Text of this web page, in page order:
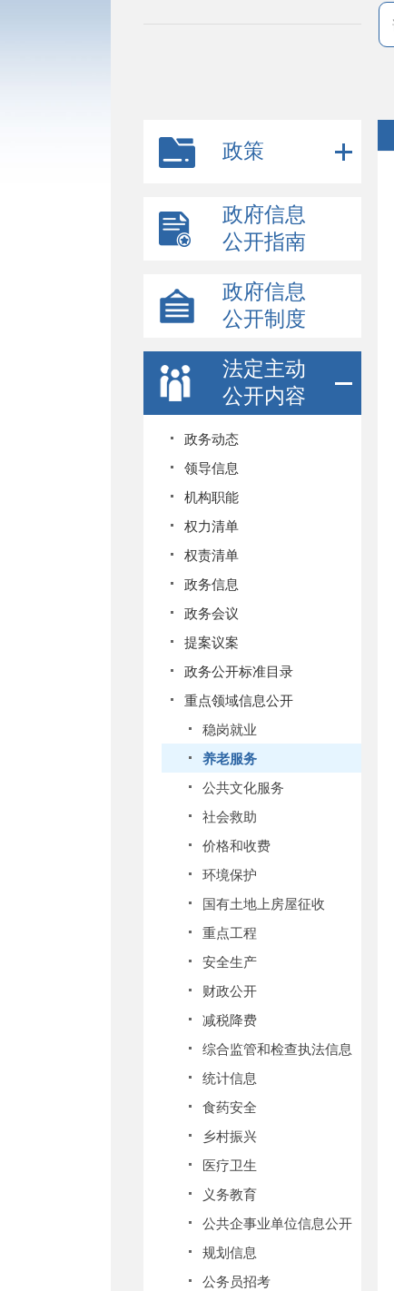
政策
政府信息
公开指南
政府信息
公开制度
法定主动
公开内容
政务动态
领导信息
机构职能
权力清单
权责清单
政务信息
政务会议
提案议案
政务公开标准目录
重点领域信息公开
稳岗就业
养老服务
公共文化服务
社会救助
价格和收费
环境保护
国有土地上房屋征收
重点工程
安全生产
财政公开
减税降费
综合监管和检查执法信息
统计信息
食药安全
乡村振兴
医疗卫生
义务教育
公共企事业单位信息公开
规划信息
公务员招考